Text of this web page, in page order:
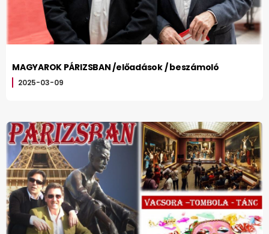
MAGYAROK PÁRIZSBAN /előadások / beszámoló
2025-03-09